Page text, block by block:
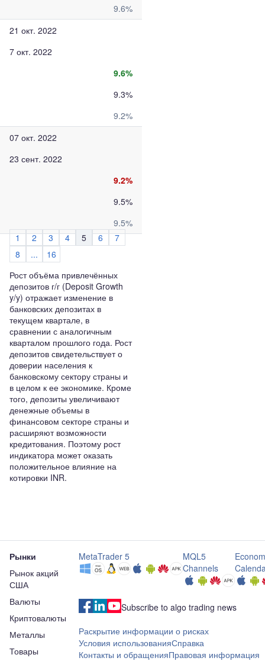
9.6%
21 окт. 2022
7 окт. 2022
9.6%
9.3%
9.2%
07 окт. 2022
23 сент. 2022
9.2%
9.5%
9.5%
1
2 3 4 5 6
7
8
...
16
Рост объёма привлечённых
депозитов г/г (Deposit Growth
y/y) отражает изменение в
банковских депозитах в
текущем квартале, в
сравнении с аналогичным
кварталом прошлого года. Рост
депозитов свидетельствует о
доверии населения к
банковскому сектору страны и
в целом к ее экономике. Кроме
того, депозиты увеличивают
денежные объемы в
финансовом секторе страны и
расширяют возможности
кредитования. Поэтому рост
индикатора может оказать
положительное влияние на
котировки INR.
Рынки
Рынок акций
США
Валюты
Криптовалюты
Металлы
Товары
MetaTrader 5
MQL5
Channels
Subscribe to algo trading news
Раскрытие информации о рисках
Условия использованияСправка
Контакты и обращенияПравовая информация